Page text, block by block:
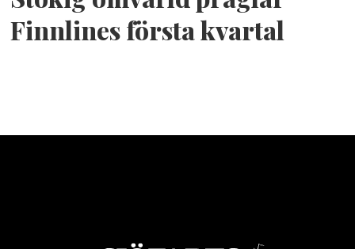
Finnlines första kvartal